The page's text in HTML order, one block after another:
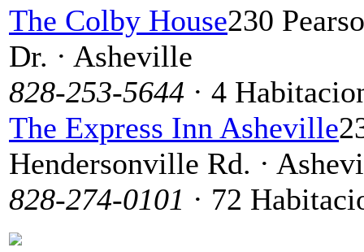
The Colby House230
Dr. · Asheville
828-253-5644 · 4
The Express Inn Asheville
Hendersonville Rd. ·
828-274-0101 · 72